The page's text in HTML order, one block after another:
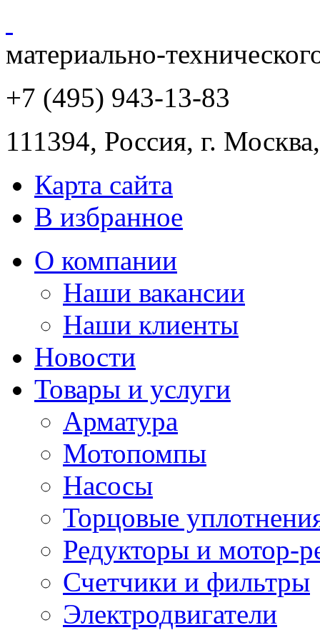
материально-
+7 (495) 943-13-83
111394, Россия, г. Москва
Карта сайта
В избранное
О компании
Наши вакансии
Наши клиенты
Новости
Товары и услуги
Арматура
Мотопомпы
Насосы
Торцовые
Редукторы и мотор-
Счетчики и фильтры
Электродвигатели